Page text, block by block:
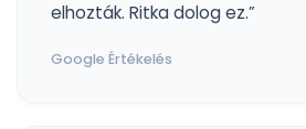
elhozták. Ritka dolog ez.”
Google Értékelés